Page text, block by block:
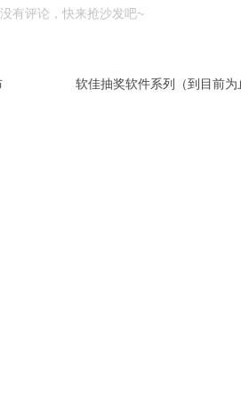
有评论，快来抢沙发吧~
软佳抽奖软件系列（到目前为